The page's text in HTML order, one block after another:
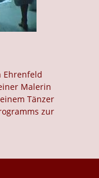
Ehrenfeld
Malerin
Tänzer
zur